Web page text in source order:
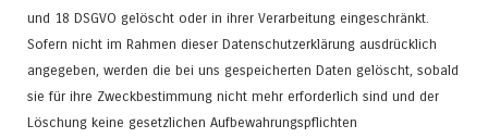
und 18 DSGVO gelöscht oder in ihrer Verarbeitung eingeschränkt.
Sofern nicht im Rahmen dieser Datenschutzerklärung ausdrücklich
angegeben, werden die bei uns gespeicherten Daten gelöscht, sobald
sie für ihre Zweckbestimmung nicht mehr erforderlich sind und der
Löschung keine gesetzlichen Aufbewahrungspflichten